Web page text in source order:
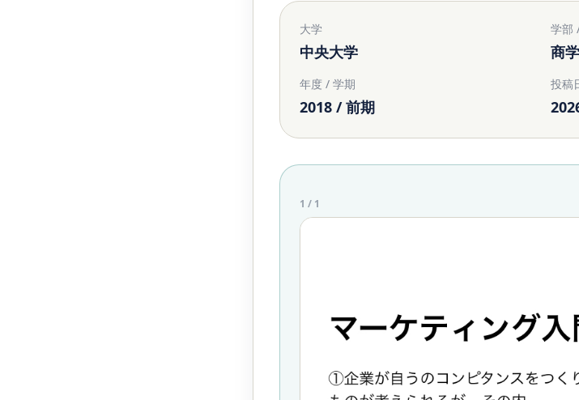
大学
中央大学
学部
商
年度 / 学期
2018 / 前期
投稿
1 / 1